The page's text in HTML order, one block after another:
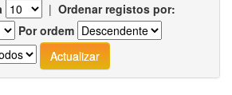
| Ordenar registos por:
Por ordem